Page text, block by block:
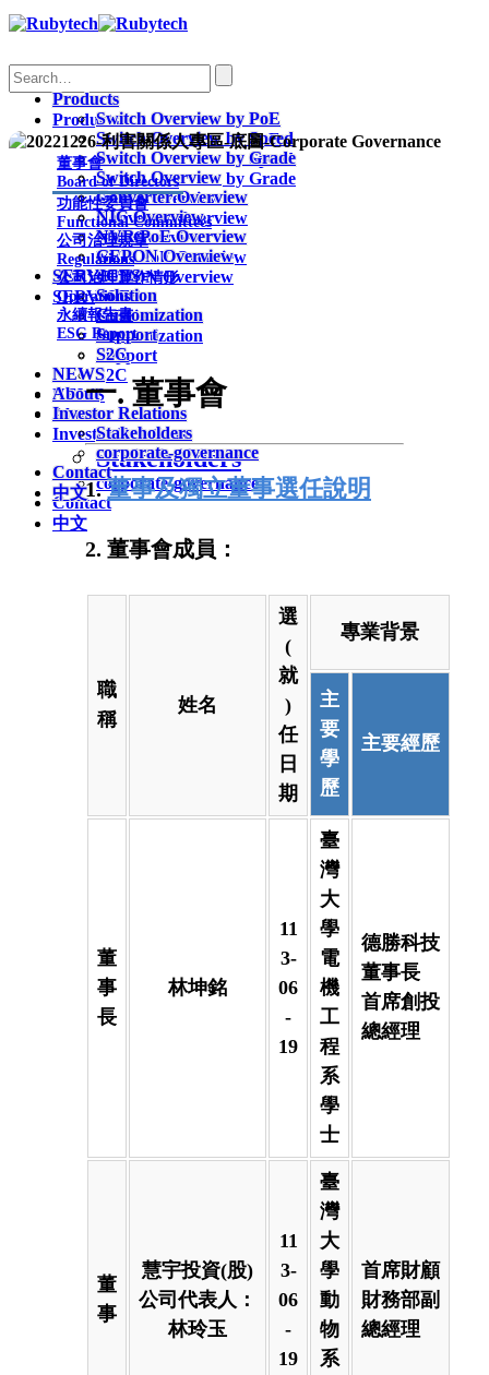
Products
Switch Overview by PoE
Switch Overview by Speed
Switch Overview by Grade
Switch Overview
Converter Overview
NIC Overview
NVR PoE Overview
GEPON Overview
SERVICES
Solution
Customization
Support
S2C
NEWS
About
Investor Relations
Stakeholders
corporate-governance
Contact
中文
Products
Switch Overview by PoE
Switch Overview by Speed
Switch Overview by Grade
Switch Overview
Converter Overview
NIC Overview
NVR PoE Overview
GEPON Overview
SERVICES
Solution
Customization
Support
S2C
NEWS
About
Investor Relations
Stakeholders
corporate-governance
Contact
中文
董事會
Board of Directors
功能性委員會
Functional Committees
公司治理規章
Regulations
公司治理運作情形
Operations
永續報告書
ESG Report
一. 董事會
1.董事及獨立董事選任說明
2. 董事會成員：
職
稱
姓名
選
(
就
)
任
日
期
專業背景
主
要
學
歷
主要經歷
董
事
長
林坤銘
11
3-
06
-
19
臺
灣
大
學
電
機
工
程
系
學
士
德勝科技
董事長
首席創投
總經理
董
事
慧宇投資(股)
公司代表人：
林玲玉
11
3-
06
-
19
臺
灣
大
學
動
物
系
首席財顧
財務部副
總經理